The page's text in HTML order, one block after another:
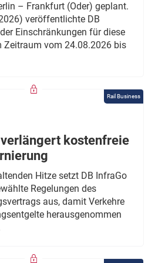
– Frankfurt (Oder) geplant.
veröffentlichte DB
Einschränkungen für diese
Zeitraum vom 24.08.2026 bis
Rail Business
verlängert kostenfreie
Hitze setzt DB InfraGo
Regelungen des
aus, damit Verkehre
herausgenommen